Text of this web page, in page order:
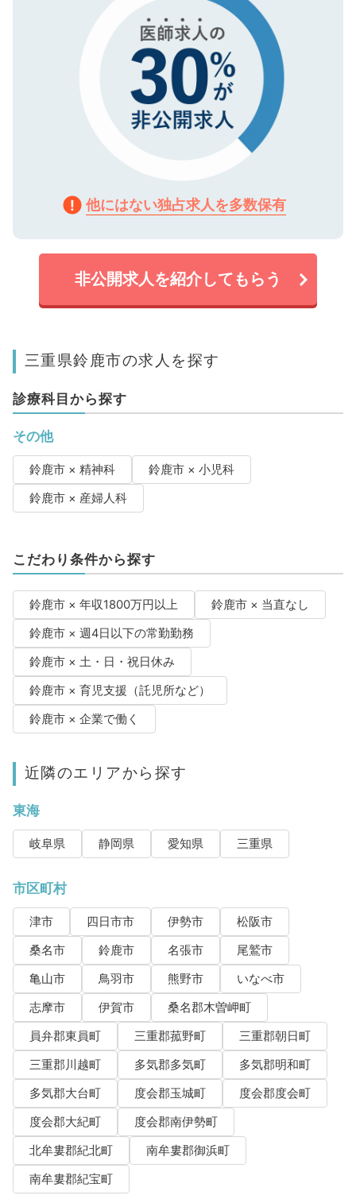
他にはない独占求人を多数保有
非公開求人を紹介してもらう
三重県鈴鹿市の求人を探す
診療科目から探す
その他
鈴鹿市 × 精神科
鈴鹿市 × 小児科
鈴鹿市 × 産婦人科
こだわり条件から探す
鈴鹿市 × 年収1800万円以上
鈴鹿市 × 当直なし
鈴鹿市 × 週4日以下の常勤勤務
鈴鹿市 × 土・日・祝日休み
鈴鹿市 × 育児支援（託児所など）
鈴鹿市 × 企業で働く
近隣のエリアから探す
東海
岐阜県 静岡県 愛知県 三重県
市区町村
津市 四日市市 伊勢市
松阪市
桑名市
鈴鹿市 名張市
尾鷲市
亀山市
鳥羽市 熊野市
いなべ市
志摩市
伊賀市
桑名郡木曽岬町
員弁郡東員町
三重郡菰野町
三重郡朝日町
三重郡川越町
多気郡多気町
多気郡明和町
多気郡大台町
度会郡玉城町
度会郡度会町
度会郡大紀町
度会郡南伊勢町
北牟婁郡紀北町
南牟婁郡御浜町
南牟婁郡紀宝町